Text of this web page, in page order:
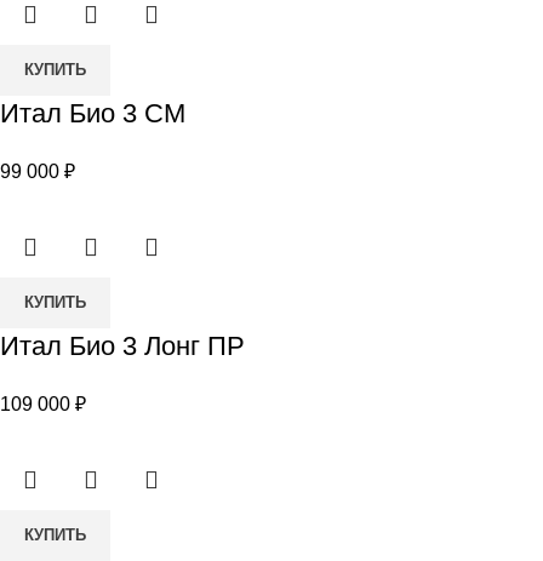
Количество
Итал
3
КУПИТЬ
Итал Био 3 СМ
99 000 ₽
Количество
Итал
3
ПР
КУПИТЬ
Итал Био 3 Лонг ПР
109 000 ₽
Количество
КУПИТЬ